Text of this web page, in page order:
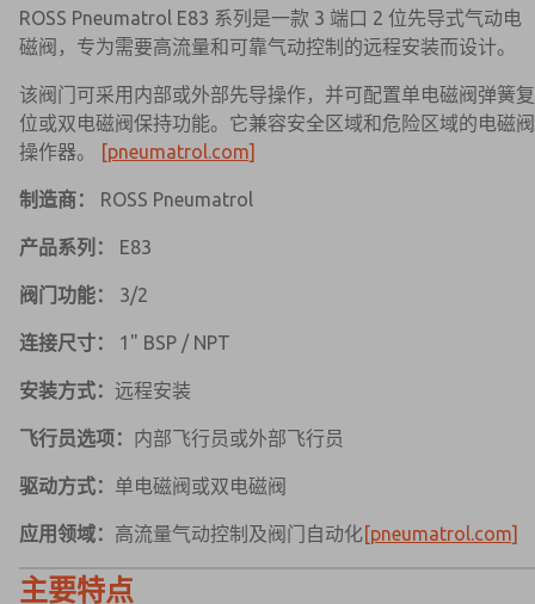
ROSS Pneumatrol E83 系列是一款 3 端口 2 位先导式气动电
磁阀，专为需要高流量和可靠气动控制的远程安装而设计。
该阀门可采用内部或外部先导操作，并可配置单电磁阀弹簧复
位或双电磁阀保持功能。它兼容安全区域和危险区域的电磁阀
操作器。
[pneumatrol.com]
制造商： ROSS Pneumatrol
产品系列： E83
阀门功能： 3/2
连接尺寸： 1" BSP / NPT
安装方式： 远程安装
飞行员选项： 内部飞行员或外部飞行员
驱动方式： 单电磁阀或双电磁阀
应用领域： 高流量气动控制及阀门自动化[pneumatrol.com]
主要特点